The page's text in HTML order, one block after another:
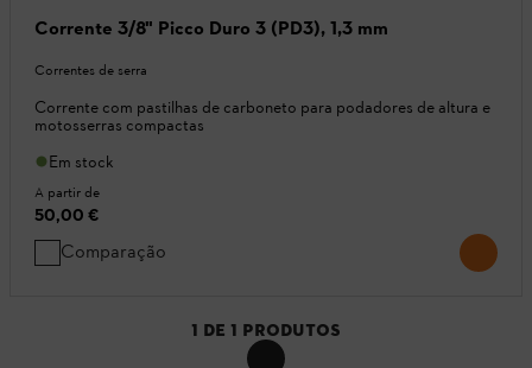
Corrente 3/8" Picco Duro 3 (PD3), 1,3 mm
Correntes de serra
Corrente com pastilhas de carboneto para podadores de altura e
motosserras compactas
Em stock
A partir de
50,00 €
Comparação
1 DE 1 PRODUTOS